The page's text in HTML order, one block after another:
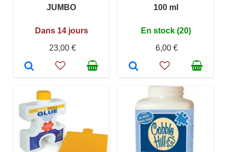
JUMBO
Dans 14 jours
23,00 €
100 ml
En stock (20)
6,00 €